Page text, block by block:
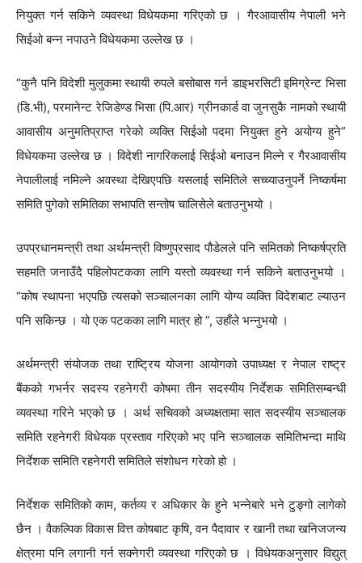
नियुक्त गर्न सकिने व्यवस्था विधेयकमा गरिएको छ । गैरआवासीय नेपाली भने
सिईओ बन्न नपाउने विधेयकमा उल्लेख छ ।
“कुनै पनि विदेशी मुलुकमा स्थायी रुपले बसोबास गर्न डाइभरसिटी इमिग्रेन्ट भिसा
(डि.भी), परमानेन्ट रेजिडेण्ड भिसा (पि.आर) ग्रीनकार्ड वा जुनसुकै नामको स्थायी
आवासीय अनुमतिप्राप्त गरेको व्यक्ति सिईओ पदमा नियुक्त हुने अयोग्य हुने”
विधेयकमा उल्लेख छ । विदेशी नागरिकलाई सिईओ बनाउन मिल्ने र गैरआवासीय
नेपालीलाई नमिल्ने अवस्था देखिएपछि यसलाई समितिले सच्च्याउनुपर्ने निष्कर्षमा
समिति पुगेको समितिका सभापति सन्तोष चालिसेले बताउनुभयो ।
उपप्रधानमन्त्री तथा अर्थमन्त्री विष्णुप्रसाद पौडेलले पनि समितको निष्कर्षप्रति
सहमति जनाउँदै पहिलोपटकका लागि यस्तो व्यवस्था गर्न सकिने बताउनुभयो ।
“कोष स्थापना भएपछि त्यसको सञ्चालनका लागि योग्य व्यक्ति विदेशबाट ल्याउन
पनि सकिन्छ । यो एक पटकका लागि मात्र हो ”, उहाँले भन्नुभयो ।
अर्थमन्त्री संयोजक तथा राष्ट्रिय योजना आयोगको उपाध्यक्ष र नेपाल राष्ट्र
बैंकको गभर्नर सदस्य रहनेगरी कोषमा तीन सदस्यीय निर्देशक समितिसम्बन्धी
व्यवस्था गरिने भएको छ । अर्थ सचिवको अध्यक्षतामा सात सदस्यीय सञ्चालक
समिति रहनेगरी विधेयक प्रस्ताव गरिएको भए पनि सञ्चालक समितिभन्दा माथि
निर्देशक समिति रहनेगरी समितिले संशोधन गरेको हो ।
निर्देशक समितिको काम, कर्तव्य र अधिकार के हुने भन्नेबारे भने टुङ्गो लागेको
छैन । वैकल्पिक विकास वित्त कोषबाट कृषि, वन पैदावार र खानी तथा खनिजजन्य
क्षेत्रमा पनि लगानी गर्न सक्नेगरी व्यवस्था गरिएको छ । विधेयकअनुसार विद्युत्